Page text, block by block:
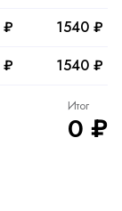
₽
1540 ₽
₽ 1540 ₽
Итог
0 ₽